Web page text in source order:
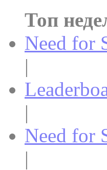
Топ
Need for
|
|
Need for
|